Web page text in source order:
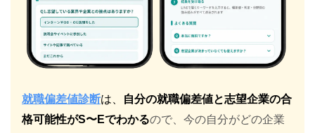
就職偏差値診断は、
自分の就職偏差値と志望企業の合
格可能性がS〜Eでわかるので、今の自分がどの企業